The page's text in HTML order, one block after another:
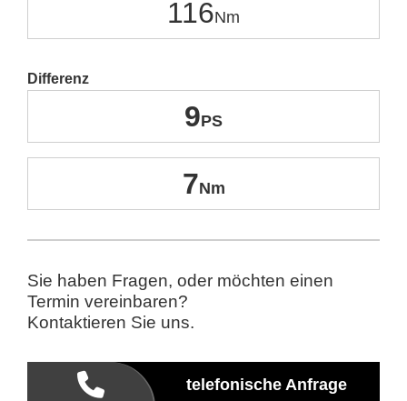
116
Differenz
9
7
Sie haben Fragen, oder möchten einen
Termin vereinbaren?
Kontaktieren Sie uns.
telefonische Anfrage